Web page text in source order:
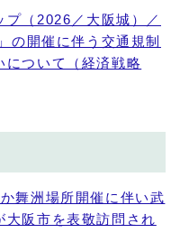
プ（2026／大阪城）／
の開催に伴う交通規制
について（経済戦略
舞洲場所開催に伴い武
阪市を表敬訪問され